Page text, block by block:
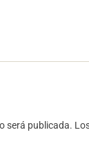
será publicada.